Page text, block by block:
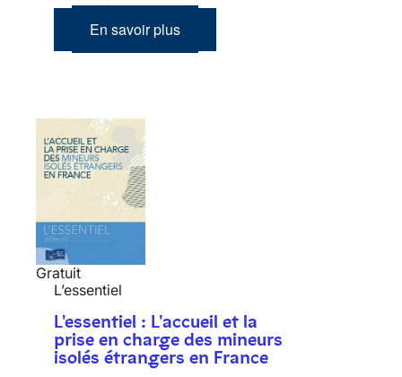
En savoir plus
Gratuit
L’essentiel
L'essentiel : L'accueil et la
prise en charge des mineurs
isolés étrangers en France